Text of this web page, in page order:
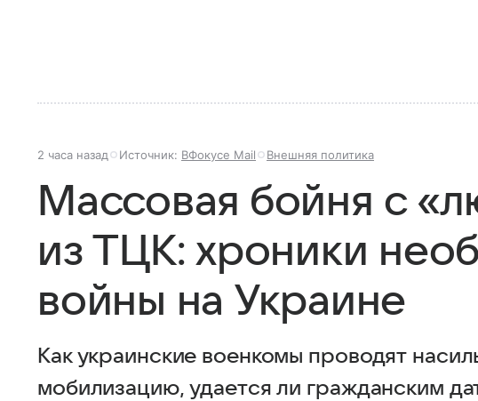
2 часа назад Источник: ВФокусе Mail Внешняя политика
Массовая бойня с
из ТЦК: хроники
войны на Украине
Как украинские военкомы проводят
мобилизацию, удается ли гражданским